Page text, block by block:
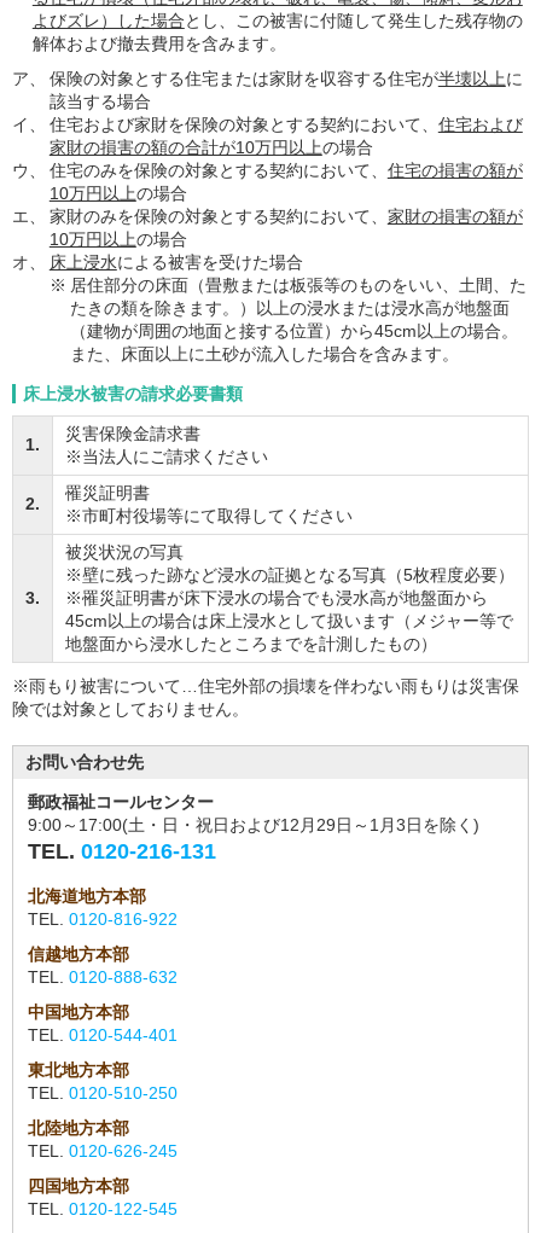
よびズレ）した場合とし、この被害に付随して発生した残存物の
解体および撤去費用を含みます。
ア、
保険の対象とする住宅または家財を収容する住宅が半壊以上に
該当する場合
イ、
住宅および家財を保険の対象とする契約において、 住宅および
家財の損害の額の合計が10万円以上の場合
ウ、
住宅のみを保険の対象とする契約において、 住宅の損害の額が
10万円以上の場合
エ、
家財のみを保険の対象とする契約において、 家財の損害の額が
10万円以上の場合
オ、
床上浸水による被害を受けた場合
※ 居住部分の床面（畳敷または板張等のものをいい、土間、た
たきの類を除きます。）以上の浸水または浸水高が地盤面
（建物が周囲の地面と接する位置）から45cm以上の場合。
また、床面以上に土砂が流入した場合を含みます。
床上浸水被害の請求必要書類
1.
災害保険金請求書
※当法人にご請求ください
2.
罹災証明書
※市町村役場等にて取得してください
3.
被災状況の写真
※壁に残った跡など浸水の証拠となる写真（5枚程度必要）
※罹災証明書が床下浸水の場合でも浸水高が地盤面から
45cm以上の場合は床上浸水として扱います（メジャー等で
地盤面から浸水したところまでを計測したもの）
※雨もり被害について…住宅外部の損壊を伴わない雨もりは災害保
険では対象としておりません。
お問い合わせ先
郵政福祉コールセンター
9:00～17:00(土・日・祝日および12月29日～1月3日を除く)
TEL. 0120-216-131
北海道地方本部
TEL. 0120-816-922
信越地方本部
TEL. 0120-888-632
中国地方本部
TEL. 0120-544-401
東北地方本部
TEL. 0120-510-250
北陸地方本部
TEL. 0120-626-245
四国地方本部
TEL. 0120-122-545